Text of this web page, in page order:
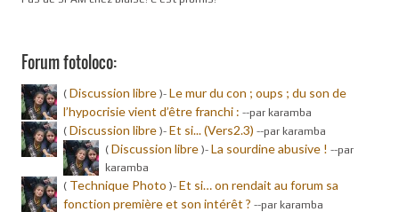
Forum fotoloco:
( Discussion libre )- Le mur du con ; oups ; du son de
l’hypocrisie vient d’être franchi : --par karamba
( Discussion libre )- Et si... (Vers2.3) --par karamba
( Discussion libre )- La sourdine abusive ! --par
karamba
( Technique Photo )- Et si… on rendait au forum sa
fonction première et son intérêt ? --par karamba